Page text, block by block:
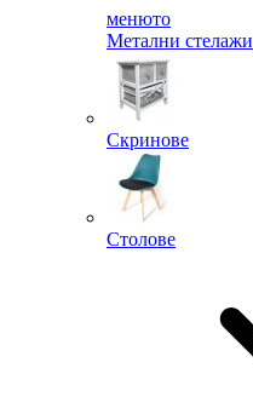
менюто
Метални стелажи
Скринове
Столове